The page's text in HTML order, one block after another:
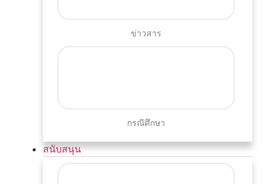
ข่าวสาร
กรณีศึกษา
สนับสนุน